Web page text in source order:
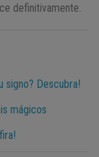
definitivamente.
signo? Descubra!
mágicos